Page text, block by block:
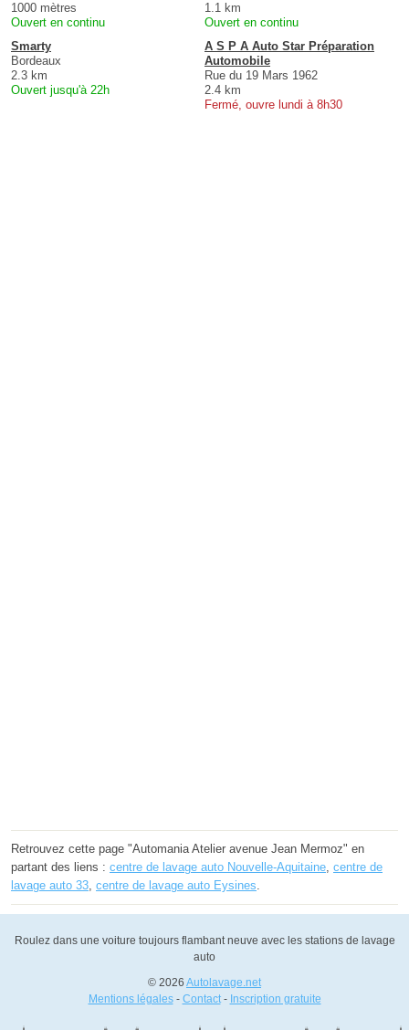
1000 mètres
Ouvert en continu
1.1 km
Ouvert en continu
Smarty
Bordeaux
2.3 km
Ouvert jusqu'à 22h
A S P A Auto Star Préparation
Automobile
Rue du 19 Mars 1962
2.4 km
Fermé, ouvre lundi à 8h30
Retrouvez cette page "Automania Atelier avenue Jean Mermoz" en
partant des liens : centre de lavage auto Nouvelle-Aquitaine, centre de
lavage auto 33, centre de lavage auto Eysines.
Roulez dans une voiture toujours flambant neuve avec les stations de lavage
auto
© 2026 Autolavage.net
Mentions légales- Contact- Inscription gratuite